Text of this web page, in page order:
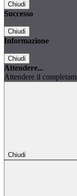
Chiudi
Successo
Chiudi
Informazione
Chiudi
Attendere...
Attendere il
Chiudi